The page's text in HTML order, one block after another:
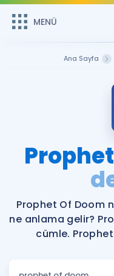
MENÜ
Remzi Hoca ile seni
MENÜ
Katılımcı Görüşleri
Faydalı Araçlar
Ücretsiz
Ana Sayfa
Prophet Of Doom
ne anlama gelir?
cümle.